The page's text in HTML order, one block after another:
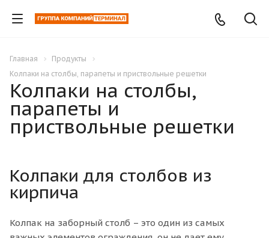
Главная
Продукты
Колпаки на столбы, парапеты и приствольные решетки
Колпаки на столбы,
парапеты и
приствольные решетки
Колпаки для столбов из
кирпича
Колпак на заборный столб – это один из самых